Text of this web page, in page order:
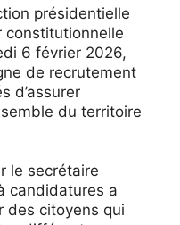
présidentielle
constitutionnelle
6 février 2026,
de recrutement
d’assurer
du territoire
le secrétaire
candidatures a
des citoyens qui